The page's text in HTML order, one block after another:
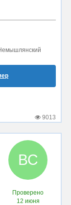
9013
ВС
Проверено
12 июня